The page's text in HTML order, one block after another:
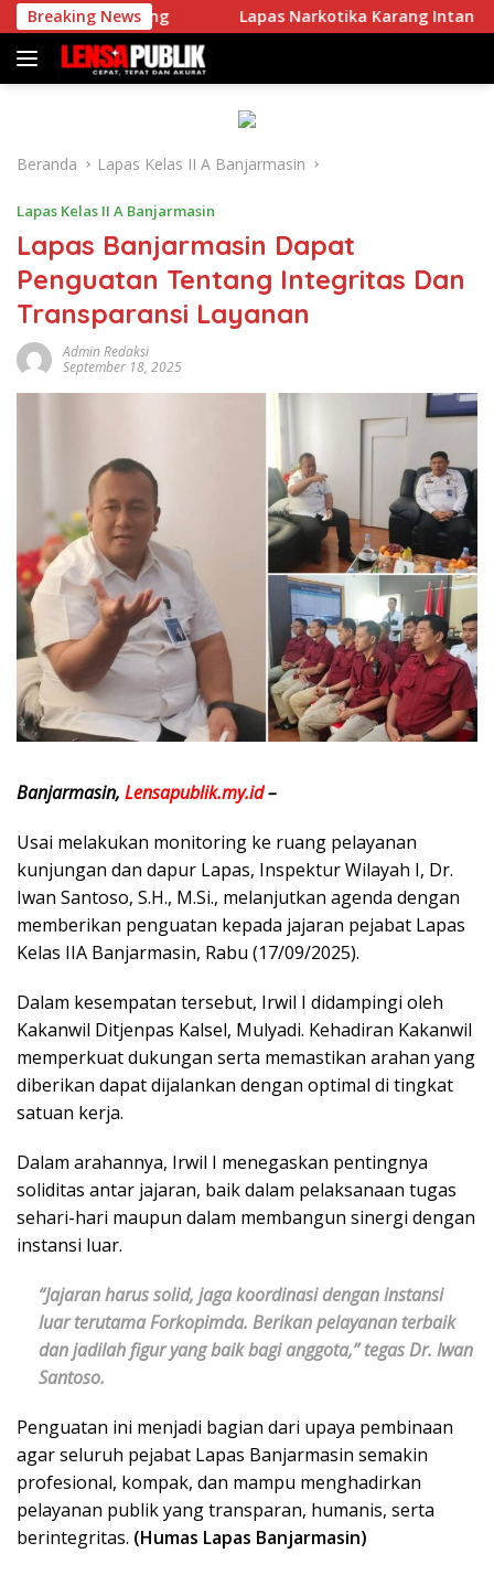
Langsung
ke
konten
Breaking News Lapas Narkotika Karang Intan Gelar Jumat
Beranda Lapas Kelas II A Banjarmasin
Lapas Kelas II A Banjarmasin
Lapas Banjarmasin Dapat
Penguatan Tentang Integritas Dan
Transparansi Layanan
Admin Redaksi
September 18, 2025
Banjarmasin, Lensapublik.my.id–
Usai melakukan monitoring ke ruang pelayanan
kunjungan dan dapur Lapas, Inspektur Wilayah I, Dr.
Iwan Santoso, S.H., M.Si., melanjutkan agenda dengan
memberikan penguatan kepada jajaran pejabat Lapas
Kelas IIA Banjarmasin, Rabu (17/09/2025).
Dalam kesempatan tersebut, Irwil I didampingi oleh
Kakanwil Ditjenpas Kalsel, Mulyadi. Kehadiran Kakanwil
memperkuat dukungan serta memastikan arahan yang
diberikan dapat dijalankan dengan optimal di tingkat
satuan kerja.
Dalam arahannya, Irwil I menegaskan pentingnya
soliditas antar jajaran, baik dalam pelaksanaan tugas
sehari-hari maupun dalam membangun sinergi dengan
instansi luar.
“Jajaran harus solid, jaga koordinasi dengan instansi
luar terutama Forkopimda. Berikan pelayanan terbaik
dan jadilah figur yang baik bagi anggota,” tegas Dr. Iwan
Santoso.
Penguatan ini menjadi bagian dari upaya pembinaan
agar seluruh pejabat Lapas Banjarmasin semakin
profesional, kompak, dan mampu menghadirkan
pelayanan publik yang transparan, humanis, serta
berintegritas. (Humas Lapas Banjarmasin)